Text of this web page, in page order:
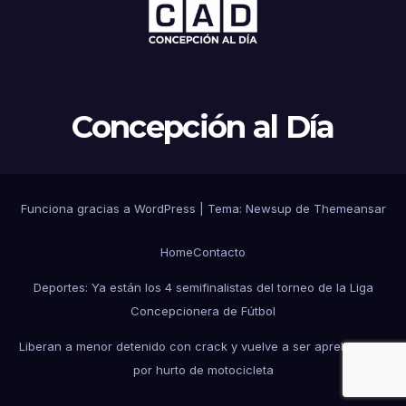
Concepción al Día
Funciona gracias a WordPress Tema: Newsup de Themeansar
HomeContacto
Deportes: Ya están los 4 semifinalistas del torneo de la Liga
Concepcionera de Fútbol
Liberan a menor detenido con crack y vuelve a ser aprehendido
por hurto de motocicleta